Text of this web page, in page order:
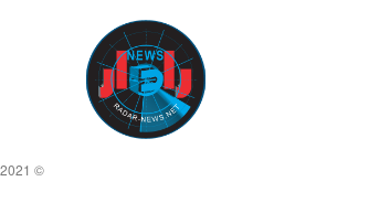
© 2021 - All Rights Reserved. Designed by